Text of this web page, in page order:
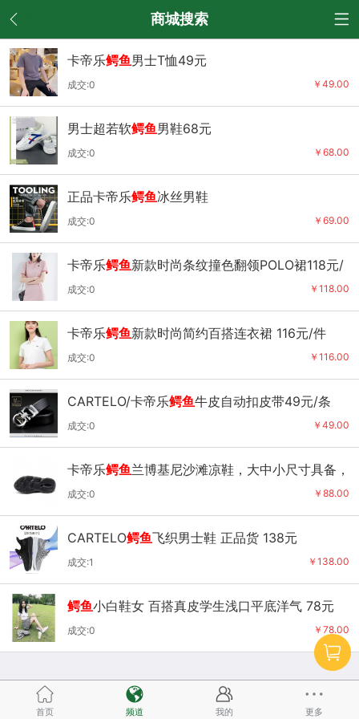
商城搜索
卡帝乐鳄鱼男士T恤49元
￥49.00
成交:0
男士超若软鳄鱼男鞋68元
￥68.00
成交:0
正品卡帝乐鳄鱼冰丝男鞋
￥69.00
成交:0
卡帝乐鳄鱼新款时尚条纹撞色翻领POLO裙118元/
件
￥118.00
成交:0
卡帝乐鳄鱼新款时尚简约百搭连衣裙 116元/件
￥116.00
成交:0
CARTELO/卡帝乐鳄鱼牛皮自动扣皮带49元/条
￥49.00
成交:0
卡帝乐鳄鱼兰博基尼沙滩凉鞋，大中小尺寸具备，
高颜值可选 88元
￥88.00
成交:0
CARTELO鳄鱼飞织男士鞋 正品货 138元
￥138.00
成交:1
鳄鱼小白鞋女 百搭真皮学生浅口平底洋气 78元
￥78.00
成交:0
首页 频道 我的 更多